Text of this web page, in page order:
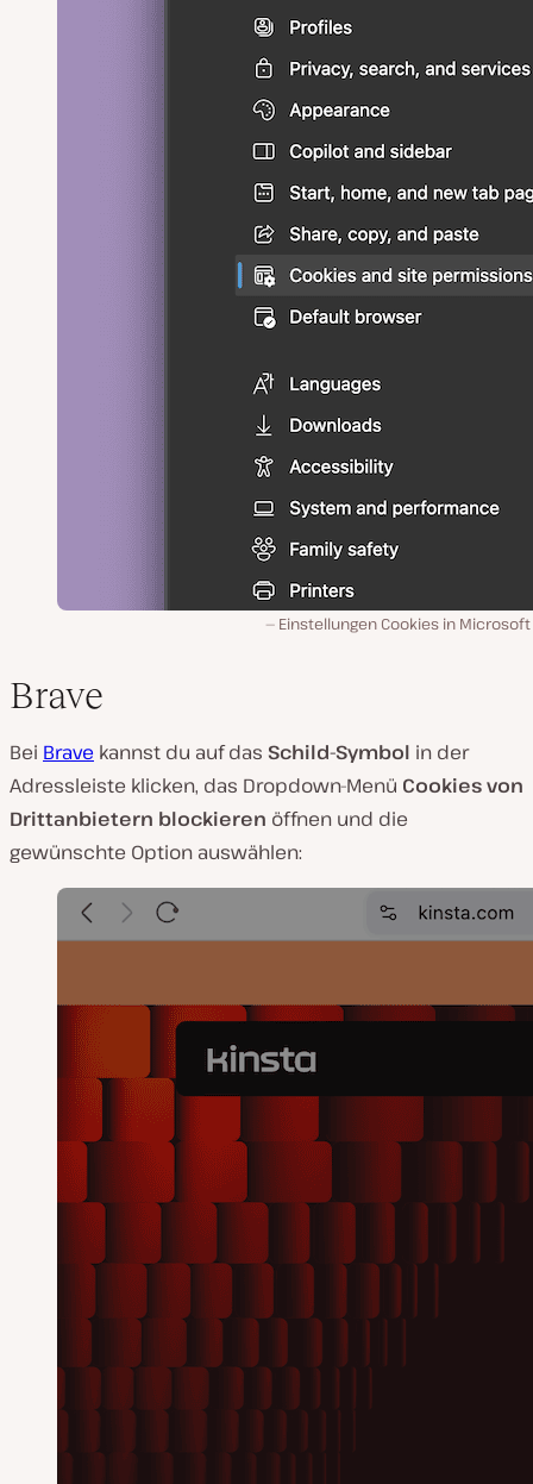
Einstellungen Cookies in Microsoft
Brave
Bei Brave kannst du auf das Schild-Symbol in der
Adressleiste klicken, das Dropdown-Menü Cookies von
Drittanbietern blockieren öffnen und die
gewünschte Option auswählen: